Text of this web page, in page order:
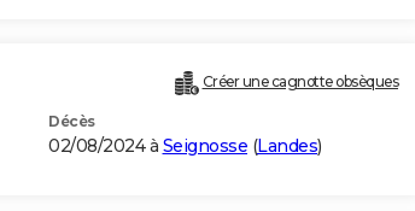
Créer une cagnotte obsèques
Décès
02/08/2024 à Seignosse (Landes)